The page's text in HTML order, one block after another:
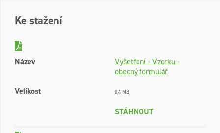
Ke stažení
Název
Vyšetření - Vzorku -
obecný formulář
Velikost
0,4 MB
STÁHNOUT